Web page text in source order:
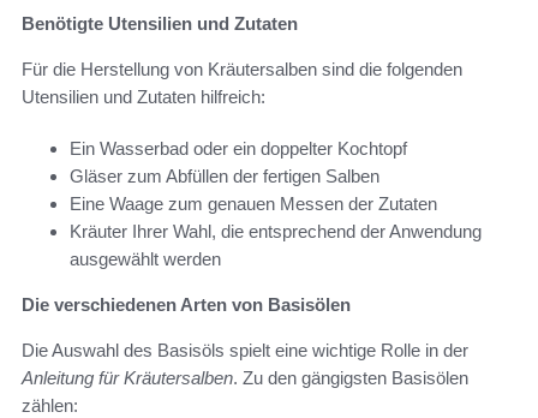
Benötigte Utensilien und Zutaten
Für die Herstellung von Kräutersalben sind die folgenden
Utensilien und Zutaten hilfreich:
Ein Wasserbad oder ein doppelter Kochtopf
Gläser zum Abfüllen der fertigen Salben
Eine Waage zum genauen Messen der Zutaten
Kräuter Ihrer Wahl, die entsprechend der Anwendung
ausgewählt werden
Die verschiedenen Arten von Basisölen
Die Auswahl des Basisöls spielt eine wichtige Rolle in der
Anleitung für Kräutersalben. Zu den gängigsten Basisölen
zählen: